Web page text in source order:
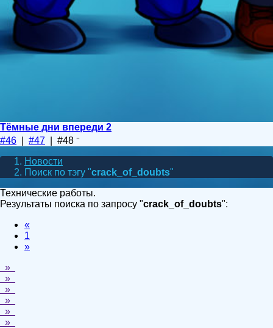
Тёмные дни впереди 2
#46
#47 | #48
Новости
Поиск по тэгу "crack_of_doubts"
Технические работы.
Результаты поиска по запросу "crack_of_doubts":
«
1
»
»
»
»
»
»
»